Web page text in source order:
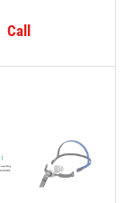
Call